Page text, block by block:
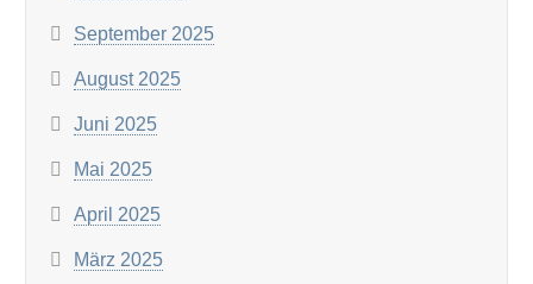
September 2025
August 2025
Juni 2025
Mai 2025
April 2025
März 2025